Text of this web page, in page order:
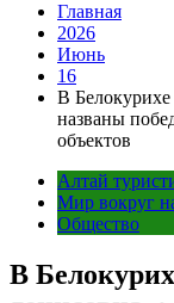
Главная
2026
Июнь
16
В
названы
объектов
Алтай
Мир вокруг
Общество
В